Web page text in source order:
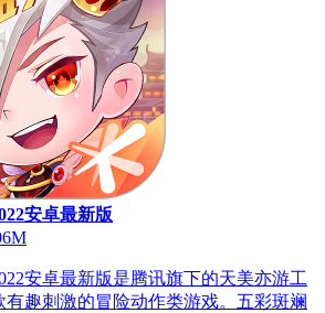
安卓最新版
安卓最新版是腾讯旗下的天美亦游工
有趣刺激的冒险动作类游戏。五彩斑斓